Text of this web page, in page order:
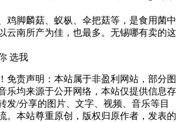
鸡脚麟菇、蚁枞、伞把菇等，是食用菌中
云南所产为佳，也最多。无锡哪有卖的这
选我
免责声明：本站属于非盈利网站，部分图
乐均来源于公开网络，本站仅提供信息存
发/分享的图片、文字、视频、音乐等目
。本站尊重原创，版权归原作者，发表的